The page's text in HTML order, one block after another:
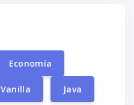
Economía
Vanilla Java